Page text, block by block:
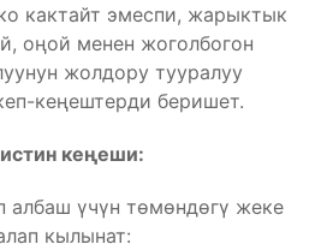
кактайт эмеспи, жарыктык
оңой менен жоголбогон
жолдору тууралуу
кеңештерди беришет.
кеңеши:
албаш үчүн төмөндөгү жеке
кылынат: